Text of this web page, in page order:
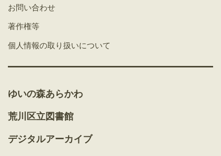
お問い合わせ
著作権等
個人情報の取り扱いについて
ゆいの森あらかわ
荒川区立図書館
デジタルアーカイブ